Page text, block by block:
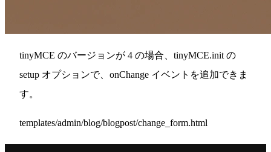
tinyMCE のバージョンが 4 の場合、tinyMCE.init の
setup オプションで、onChange イベントを追加できま
す。
templates/admin/blog/blogpost/change_form.html